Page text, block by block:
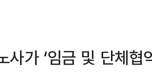
사가 ‘임금 및 단체협